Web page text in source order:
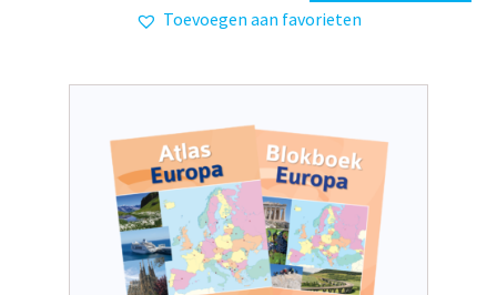
Toevoegen aan favorieten